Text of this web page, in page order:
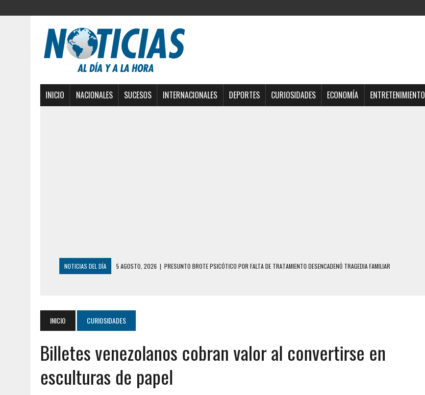
INICIO NACIONALES SUCESOS INTERNACIONALES DEPORTES CURIOSIDADES ECONOMÍA ENTRETENIMIENTO
NOTICIAS DEL DÍA 5 AGOSTO, 2026 | HORROR EN BARINAS: UN HOMBRE INDUJO AL SUICIDIO A UNA ADOLESCENTE DE 13 AÑOS TRAS ABUSAR DE ELLA
2 AGOSTO, 2026 | AYUDABA A PERSONAS EN SITUACIÓN DE CALLE Y MURIÓ A MANOS DE VARIOS DE ELLOS EN MATURÍN
2 AGOSTO, 2026
COLAPSÓ TECHO DE UNA VIVIENDA EN EL CENTRO DE CARACAS CON MÁS DE 20 PERSONAS ADENTRO
2 AGOSTO, 2026 | FALCÓN: MUJER ATACÓ CON UN CUCHILLO A SUS HIJOS, UNO PERDIÓ LA VIDA
6 AGOSTO, 2026 |
MISTERIOSA MUERTE DE MODELO EN MONAGAS: HALLARON EL CUERPO DENTRO DE SU CASA
INICIO CURIOSIDADES
Billetes venezolanos cobran valor al convertirse en
esculturas de papel